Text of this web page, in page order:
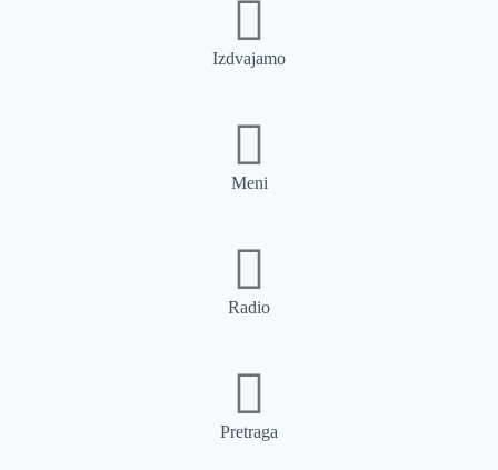
Izdvajamo
Meni
Radio
Pretraga